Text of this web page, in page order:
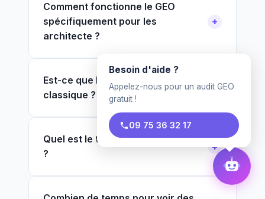
Comment fonctionne le GEO
spécifiquement pour les
architecte ?
Est-ce que le GEO remplace le SEO
classique ?
Quel est le tarif pour un architecte
?
Besoin d'aide ?
Appelez-nous pour un audit GEO
gratuit !
09 75 36 32 17